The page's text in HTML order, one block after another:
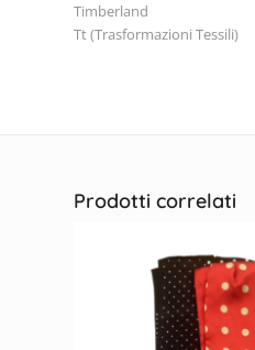
Timberland
Tt (Trasformazioni Tessili)
Prodotti correlati